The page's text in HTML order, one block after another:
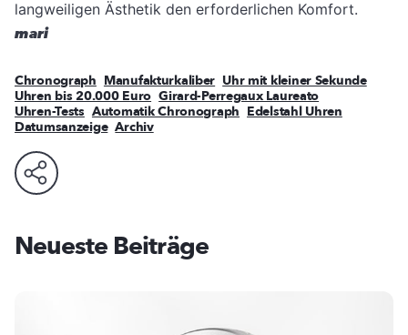
langweiligen Ästhetik den erforderlichen Komfort.
mari
Chronograph Manufakturkaliber Uhr mit kleiner Sekunde
Uhren bis 20.000 Euro Girard-Perregaux Laureato
Uhren-Tests Automatik Chronograph Edelstahl Uhren
Datumsanzeige Archiv
Neueste Beiträge